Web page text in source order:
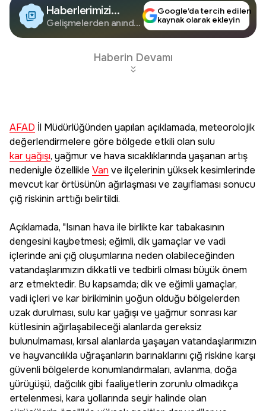
Haberlerimizi
Google'da Takip
Edin
Gelişmelerden anında
Google’da tercih edilen
kaynak olarak ekleyin
Haberin Devamı
AFAD İl Müdürlüğünden yapılan açıklamada, meteorolojik
değerlendirmelere göre bölgede etkili olan sulu
kar yağışı, yağmur ve hava sıcaklıklarında yaşanan artış
nedeniyle özellikle Van ve ilçelerinin yüksek kesimlerinde
mevcut kar örtüsünün ağırlaşması ve zayıflaması sonucu
çığ riskinin arttığı belirtildi.
Açıklamada, "Isınan hava ile birlikte kar tabakasının
dengesini kaybetmesi; eğimli, dik yamaçlar ve vadi
içlerinde ani çığ oluşumlarına neden olabileceğinden
vatandaşlarımızın dikkatli ve tedbirli olması büyük önem
arz etmektedir. Bu kapsamda; dik ve eğimli yamaçlar,
vadi içleri ve kar birikiminin yoğun olduğu bölgelerden
uzak durulması, sulu kar yağışı ve yağmur sonrası kar
kütlesinin ağırlaşabileceği alanlarda gereksiz
bulunulmaması, kırsal alanlarda yaşayan vatandaşlarımızın
ve hayvancılıkla uğraşanların barınaklarını çığ riskine karşı
güvenli bölgelerde konumlandırmaları, avlanma, doğa
yürüyüşü, dağcılık gibi faaliyetlerin zorunlu olmadıkça
ertelenmesi, kara yollarında seyir halinde olan